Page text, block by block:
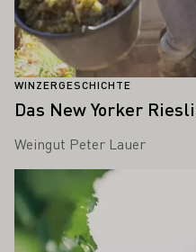
WINZERGESCHICHTE
Das New Yorker
Weingut Peter Lauer
Mehr erfahren